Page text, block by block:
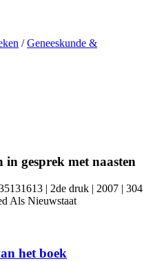
/Geneeskunde &
in gesprek met naasten
| 2de druk | 2007 | 304
Als Nieuwstaat
het boek